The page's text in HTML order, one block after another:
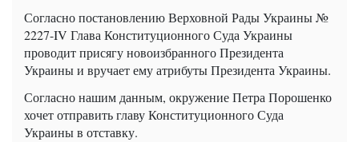
Согласно постановлению Верховной Рады Украины №
2227-IV Глава Конституционного Суда Украины
проводит присягу новоизбранного Президента
Украины и вручает ему атрибуты Президента Украины.
Согласно нашим данным, окружение Петра Порошенко
хочет отправить главу Конституционного Суда
Украины в отставку.